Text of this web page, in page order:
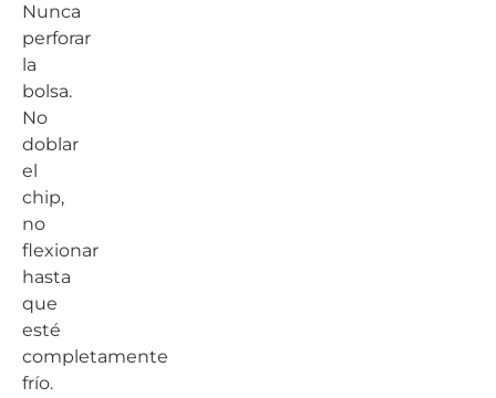
Nunca
perforar
la
bolsa.
No
doblar
el
chip,
no
flexionar
hasta
que
esté
completamente
frío.